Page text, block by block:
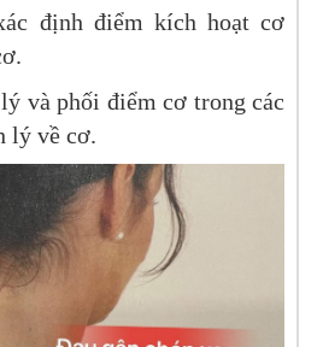
định điểm kích hoạt cơ
và phối điểm cơ trong các
lý về cơ.